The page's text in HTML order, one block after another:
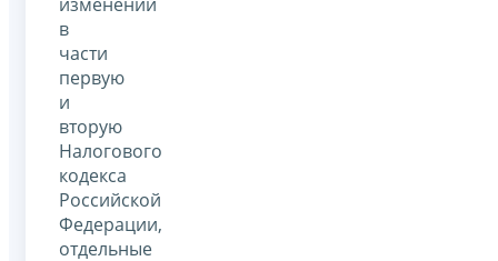
в
части
первую
и
вторую
Налогового
кодекса
Российской
Федерации,
отдельные